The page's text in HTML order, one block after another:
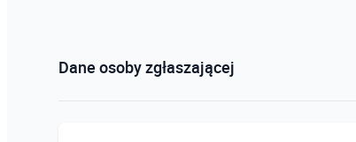
Dane osoby zgłaszającej